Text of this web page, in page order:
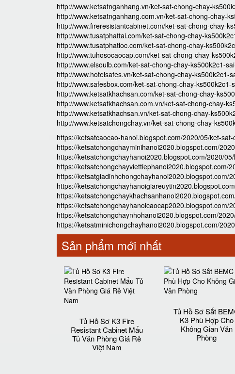
http://www.ketsatnganhang.vn/ket-sat-chong-chay-
http://www.ketsatnganhang.com.vn/ket-sat-chong-chay-
http://www.fireresistantcabinet.com/ket-sat-chong-chay-
http://www.tusatphattai.com/ket-sat-chong-chay-
http://www.tusatphatloc.com/ket-sat-chong-chay-
http://www.tuhosocaocap.com/ket-sat-chong-chay-
http://www.elsoulb.com/ket-sat-chong-chay-ks500k2c1-
http://www.hotelsafes.vn/ket-sat-chong-chay-ks500k2c1-
http://www.safesbox.com/ket-sat-chong-chay-ks500k2c1-
http://www.ketsatkhachsan.com/ket-sat-chong-chay-
http://www.ketsatkhachsan.com.vn/ket-sat-chong-chay-
http://www.ketsatkhachsan.vn/ket-sat-chong-chay-
http://www.ketsatchongchay.vn/ket-sat-chong-chay-
https://ketsatcaocao-hanoi.blogspot.com/2020/05/ket-
https://ketsatchongchayminihanoi2020.blogspot.com/
https://ketsatchongchayhanoi2020.blogspot.com/2020/
https://ketsatchongchayviettiephanoi2020.blogspot.com/
https://
https://
https://
https://
https://ketsatchongchaynhohanoi2020.blogspot.com/
https://ketsatminichongchayhanoi2020.blogspot.com/
Sản phẩm mới nhất
Tủ Hồ Sơ K3 Fire
Resistant Cabinet Mẩu
Tủ Văn Phòng Giá Rẻ
Việt Nam
Tủ Hồ Sơ Sắt
K3 Phù Hợp Cho
Không Gian Văn
Phòng